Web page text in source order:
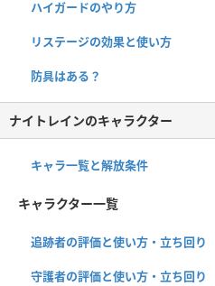
ハイガードのやり方
リステージの効果と使い方
防具はある？
ナイトレインのキャラクター
キャラ一覧と解放条件
キャラクター一覧
追跡者の評価と使い方・立ち回り
守護者の評価と使い方・立ち回り